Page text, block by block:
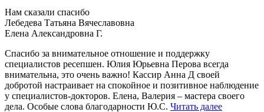
Нам сказали спасибо
Лебедева Татьяна Вячеславовна
Елена Александровна Г.
Спасибо за внимательное отношение и поддержку
специалистов ресепшен. Юлия Юрьевна Перова всегда
внимательна, это очень важно! Кассир Анна Д своей
добротой настраивает на спокойное и позитивное наблюдение
у специалистов-докторов. Елена, Валерия – мастера своего
дела. Особые слова благодарности Ю.С. Читать далее